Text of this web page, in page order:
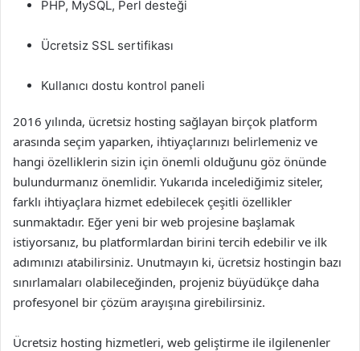
PHP, MySQL, Perl desteği
Ücretsiz SSL sertifikası
Kullanıcı dostu kontrol paneli
2016 yılında, ücretsiz hosting sağlayan birçok platform
arasında seçim yaparken, ihtiyaçlarınızı belirlemeniz ve
hangi özelliklerin sizin için önemli olduğunu göz önünde
bulundurmanız önemlidir. Yukarıda incelediğimiz siteler,
farklı ihtiyaçlara hizmet edebilecek çeşitli özellikler
sunmaktadır. Eğer yeni bir web projesine başlamak
istiyorsanız, bu platformlardan birini tercih edebilir ve ilk
adımınızı atabilirsiniz. Unutmayın ki, ücretsiz hostingin bazı
sınırlamaları olabileceğinden, projeniz büyüdükçe daha
profesyonel bir çözüm arayışına girebilirsiniz.
Ücretsiz hosting hizmetleri, web geliştirme ile ilgilenenler